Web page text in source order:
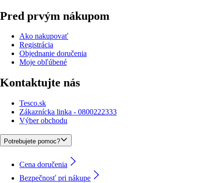
Pred prvým nákupom
Ako nakupovať
Registrácia
Objednanie doručenia
Moje obľúbené
Kontaktujte nás
Tesco.sk
Zákaznícka linka - 0800222333
Výber obchodu
Potrebujete pomoc?
Cena doručenia
Bezpečnosť pri nákupe